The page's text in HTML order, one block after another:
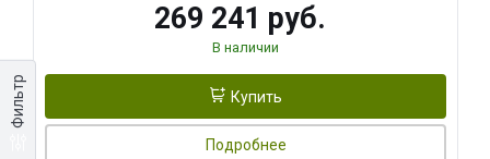
Фильтр
269 241 руб.
В наличии
Купить
Подробнее